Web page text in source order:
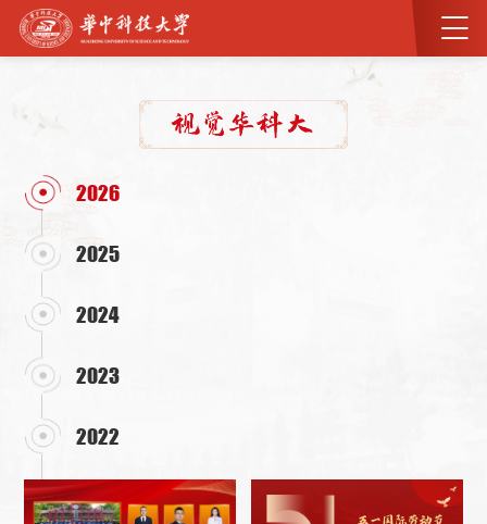
2026
2025
2024
2023
2022